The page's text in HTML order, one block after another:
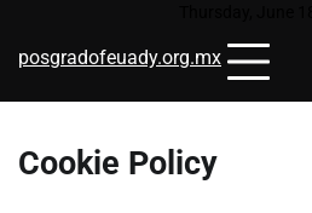
content
posgradofeuady.org.mx
Cookie Policy